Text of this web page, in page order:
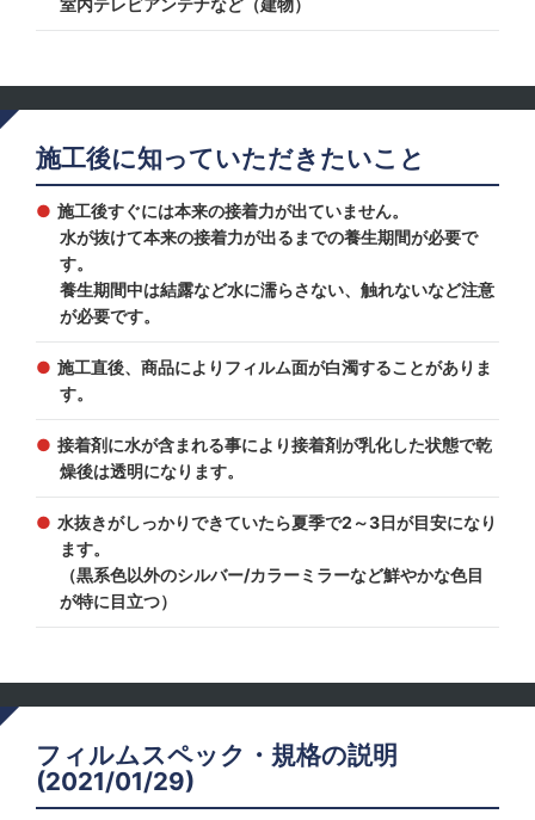
室内テレビアンテナなど（建物）
施工後に知っていただきたいこと
施工後すぐには本来の接着力が出ていません。
水が抜けて本来の接着力が出るまでの養生期間が必要で
す。
養生期間中は結露など水に濡らさない、触れないなど注意
が必要です。
施工直後、商品によりフィルム面が白濁することがありま
す。
接着剤に水が含まれる事により接着剤が乳化した状態で乾
燥後は透明になります。
水抜きがしっかりできていたら夏季で2～3日が目安になり
ます。
（黒系色以外のシルバー/カラーミラーなど鮮やかな色目
が特に目立つ）
フィルムスペック・規格の説明
(2021/01/29)